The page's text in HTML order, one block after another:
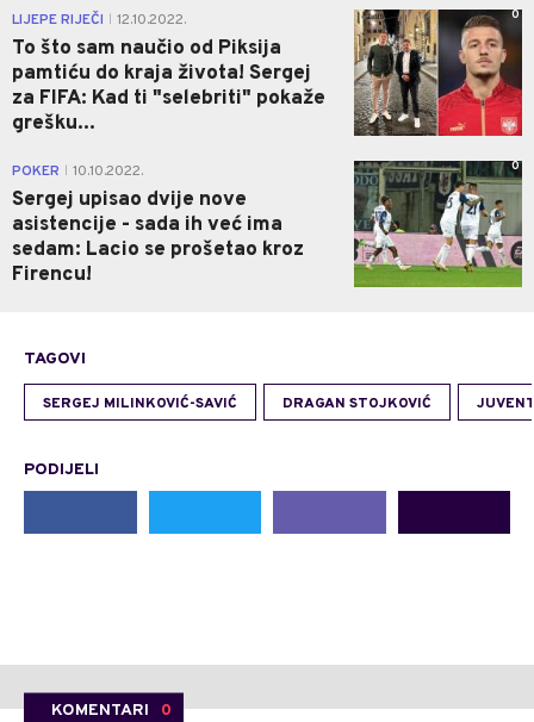
LIJEPE RIJEČI 12.10.2022.
To što sam naučio od Piksija
pamtiću do kraja života! Sergej
za FIFA: Kad ti "selebriti" pokaže
grešku...
0
POKER 10.10.2022.
Sergej upisao dvije nove
asistencije - sada ih već ima
sedam: Lacio se prošetao kroz
Firencu!
0
TAGOVI
SERGEJ MILINKOVIĆ-SAVIĆ DRAGAN STOJKOVIĆ
PODIJELI
KOMENTARI 0